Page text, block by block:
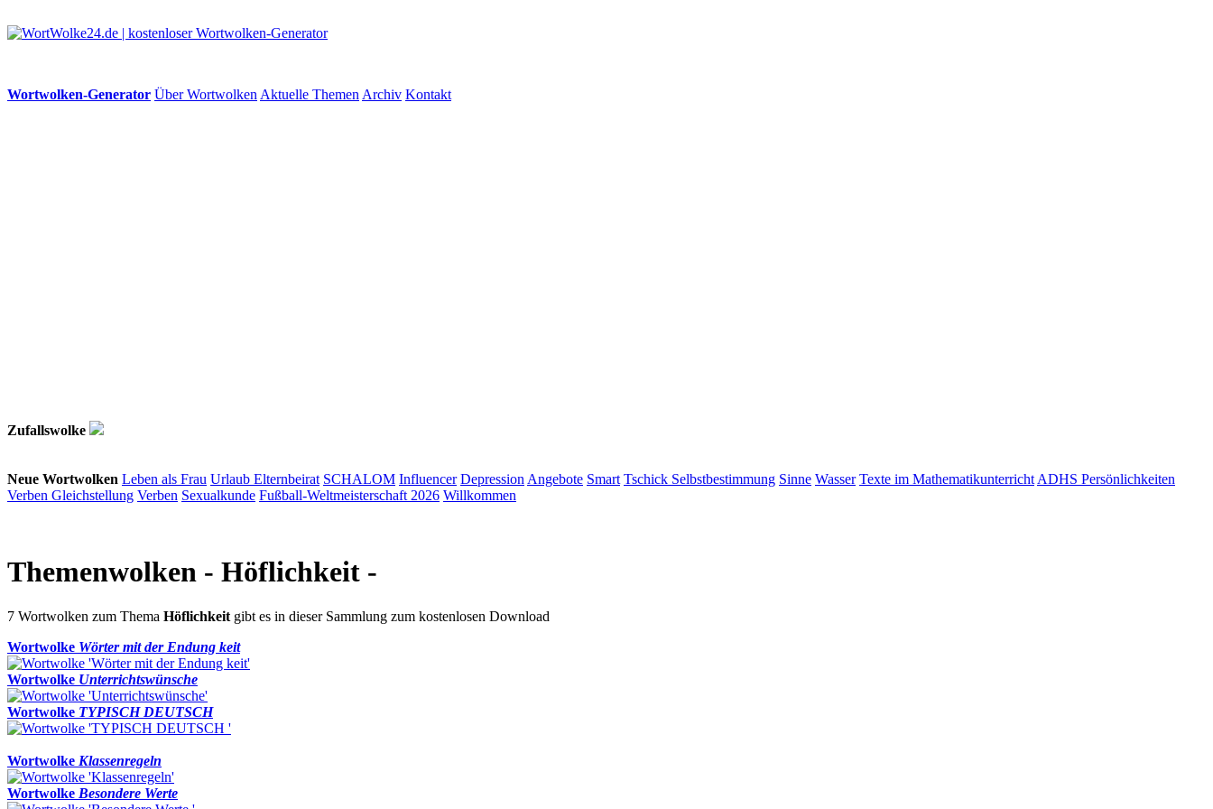
Wortwolken-Generator Über Wortwolken Aktuelle Themen Archiv Kontakt
Zufallswolke
Neue Wortwolken Leben als Frau Urlaub Elternbeirat SCHALOM Influencer Depression Angebote Smart Tschick Selbstbestimmung Sinne Wasser Texte im Mathematikunterricht ADHS Persönlichkeiten
Verben Gleichstellung Verben Sexualkunde Fußball-Weltmeisterschaft 2026 Willkommen
Themenwolken - Höflichkeit -
7 Wortwolken zum Thema Höflichkeit gibt es in dieser Sammlung zum kostenlosen Download
Wortwolke Wörter mit der Endung keit
Wortwolke Unterrichtswünsche
Wortwolke TYPISCH DEUTSCH
Wortwolke Klassenregeln
Wortwolke Besondere Werte